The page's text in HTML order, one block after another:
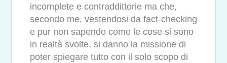
incomplete e contraddittorie ma che,
secondo me, vestendosi da fact-checking
e pur non sapendo come le cose si sono
in realtà svolte, si danno la missione di
poter spiegare tutto con il solo scopo di